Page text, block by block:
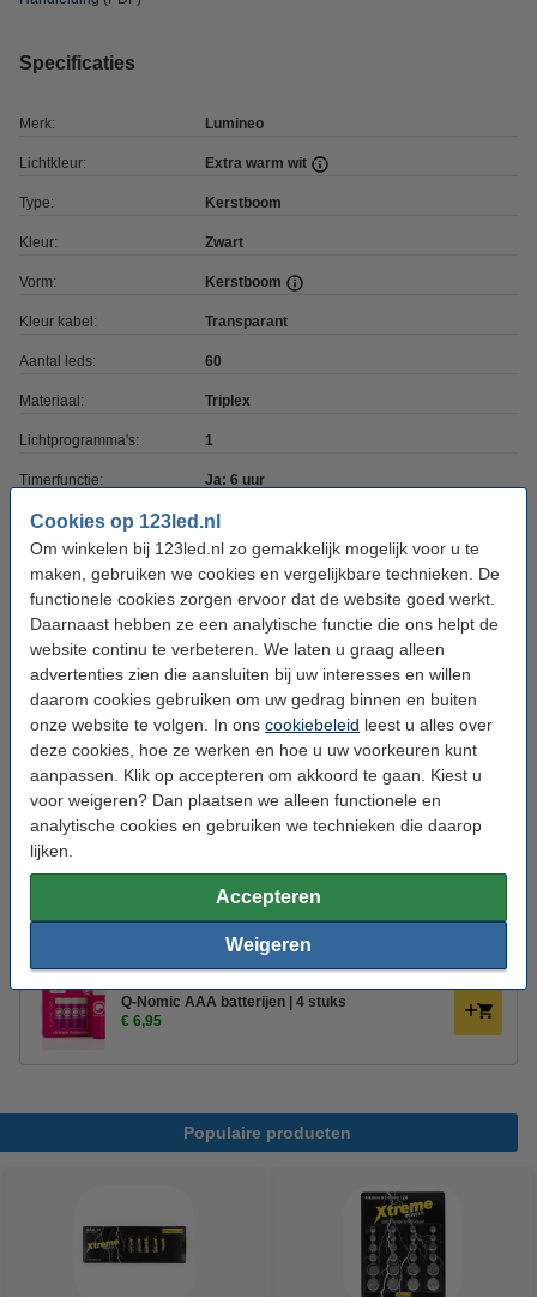
Cookies op 123led.nl
Om winkelen bij 123led.nl zo gemakkelijk mogelijk voor u te
maken, gebruiken we cookies en vergelijkbare technieken. De
functionele cookies zorgen ervoor dat de website goed werkt.
Daarnaast hebben ze een analytische functie die ons helpt de
website continu te verbeteren. We laten u graag alleen
advertenties zien die aansluiten bij uw interesses en willen
daarom cookies gebruiken om uw gedrag binnen en buiten
onze website te volgen. In ons cookiebeleid leest u alles over
deze cookies, hoe ze werken en hoe u uw voorkeuren kunt
aanpassen. Klik op accepteren om akkoord te gaan. Kiest u
voor weigeren? Dan plaatsen we alleen functionele en
analytische cookies en gebruiken we technieken die daarop
lijken.
Accepteren
Weigeren
Specificaties
Merk: Lumineo
Lichtkleur: Extra warm wit
Type: Kerstboom
Kleur: Zwart
Vorm: Kerstboom
Kleur kabel: Transparant
Aantal leds: 60
Materiaal: Triplex
Lichtprogramma's: 1
Timerfunctie: Ja: 6 uur
Voeding: Batterij
Batterijen inbegrepen: Nee
Batterijtype: 2x AAA
Afmetingen: 4,2 x 27,5 x 38 cm (lxbxh)
Beschermingsniveau: IP20
Gebruik: Binnen
Handleiding: PDF
Bestel mee:
Q-Nomic AAA batterijen | 4 stuks
€ 6,95
Populaire producten